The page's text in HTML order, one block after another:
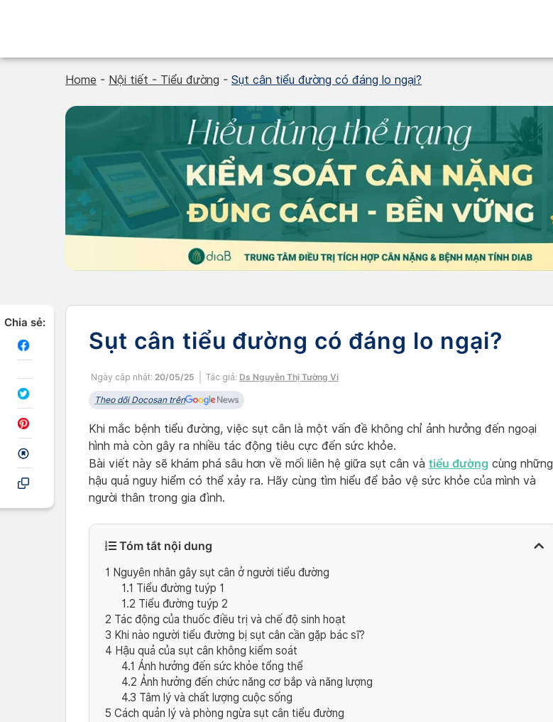
Home - Nội tiết - Tiểu đường - Sụt cân tiểu đường có đáng lo ngại?
Chia sẻ:
Sụt cân tiểu đường có đáng lo ngại?
Ngày cập nhật: 20/05/25 Tác giả: Ds Nguyễn Thị Tường Vi
Theo dõi Docosan trên
Khi mắc bệnh tiểu đường, việc sụt cân là một vấn đề không chỉ ảnh hưởng đến ngoại
hình mà còn gây ra nhiều tác động tiêu cực đến sức khỏe.
Bài viết này sẽ khám phá sâu hơn về mối liên hệ giữa sụt cân và tiểu đường cùng những
hậu quả nguy hiểm có thể xảy ra. Hãy cùng tìm hiểu để bảo vệ sức khỏe của mình và
người thân trong gia đình.
Tóm tắt nội dung
1 Nguyên nhân gây sụt cân ở người tiểu đường
1.1 Tiểu đường tuýp 1
1.2 Tiểu đường tuýp 2
2 Tác động của thuốc điều trị và chế độ sinh hoạt
3 Khi nào người tiểu đường bị sụt cân cần gặp bác sĩ?
4 Hậu quả của sụt cân không kiểm soát
4.1 Ảnh hưởng đến sức khỏe tổng thể
4.2 Ảnh hưởng đến chức năng cơ bắp và năng lượng
4.3 Tâm lý và chất lượng cuộc sống
5 Cách quản lý và phòng ngừa sụt cân tiểu đường